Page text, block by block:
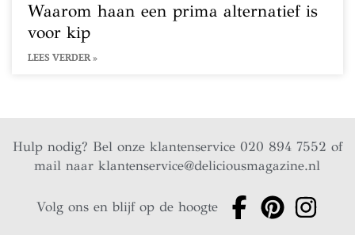
Waarom haan een prima alternatief is
voor kip
LEES VERDER »
Hulp nodig? Bel onze klantenservice 020 894 7552 of
mail naarklantenservice@deliciousmagazine.nl
Volg ons en blijf op de hoogte